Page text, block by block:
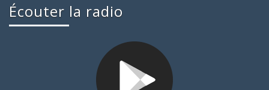
Écouter la radio